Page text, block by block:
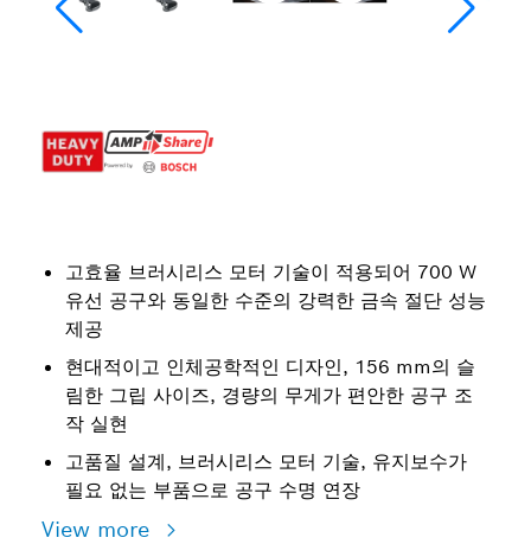
고효율 브러시리스 모터 기술이 적용되어 700 W
유선 공구와 동일한 수준의 강력한 금속 절단 성능
제공
현대적이고 인체공학적인 디자인, 156 mm의 슬
림한 그립 사이즈, 경량의 무게가 편안한 공구 조
작 실현
고품질 설계, 브러시리스 모터 기술, 유지보수가
필요 없는 부품으로 공구 수명 연장
View more